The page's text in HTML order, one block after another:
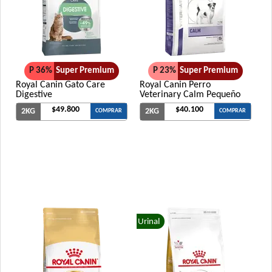
Vitalcan Therapy Canine Renal
Xtreme Dog Perro Adulto
Zimpi Perro Adulto
P 36% Super Premium
Royal Canin Gato Care
Digestive
2KG $49.800 COMPRAR
P 23% Super Premium
Royal Canin Perro
Veterinary Calm Pequeño
2KG $40.100 COMPRAR
Urinal